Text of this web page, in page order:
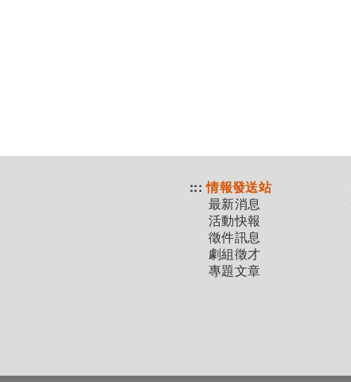
::: 情報發送站
最新消息
活動快報
徵件訊息
劇組徵才
專題文章